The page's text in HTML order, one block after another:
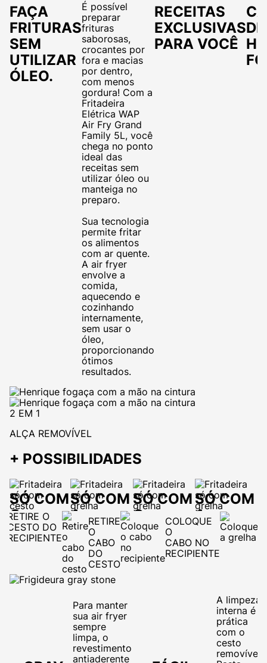
FAÇA
FRITURAS
SEM
UTILIZAR
ÓLEO.
É possível
preparar
frituras
saborosas,
crocantes por
fora e macias
por dentro,
com menos
gordura! Com a
Fritadeira
Elétrica WAP
Air Fry Grand
Family 5L, você
chega no ponto
ideal das
receitas sem
utilizar óleo ou
manteiga no
preparo.
Sua tecnologia
permite fritar
os alimentos
com ar quente.
A air fryer
envolve a
comida,
aquecendo e
cozinhando
internamente,
sem usar o
óleo,
proporcionando
ótimos
resultados.
RECEITAS
EXCLUSIVAS
PARA VOCÊ
2 EM 1
ALÇA REMOVÍVEL
+ POSSIBILIDADES
SÓ COM
O
CESTO
alimentos em
grandes
quantidades
SÓ COM
A
GRELHA
Muito mais
espaço para
preparar
alimentos
grandes
SÓ COM
O
CESTO
Prepare
alimentos em
SÓ COM
A
GRELHA
Muito mais
grandes
RETIRE O
CESTO DO
RECIPIENTE
RETIRE
O
CABO
DO
CESTO
COLOQUE
O
CABO NO
RECIPIENTE
Para manter
sua air fryer
sempre
limpa, o
revestimento
antiaderente
A limpeza
interna é
prática
com o
cesto
removível.